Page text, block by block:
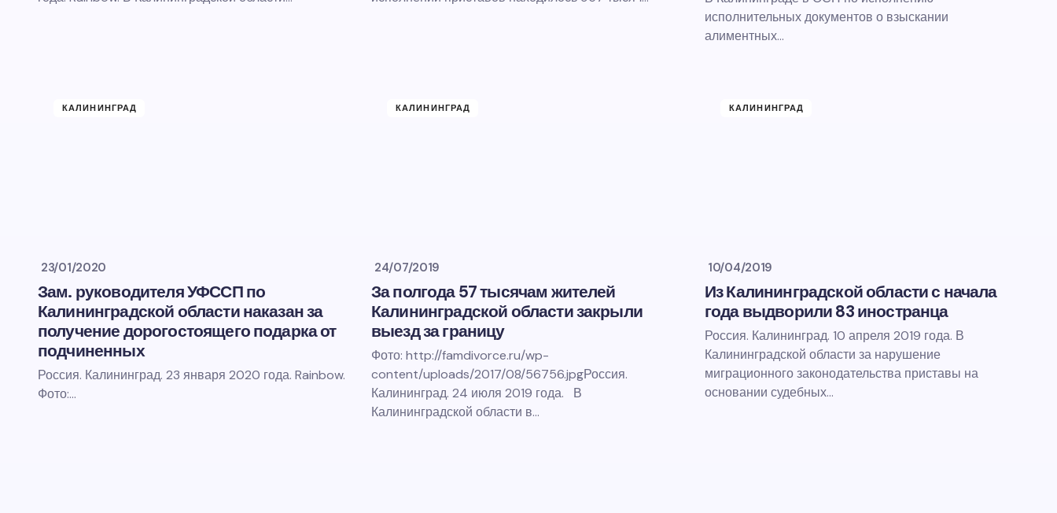
исполнительных документов о взыскании
алиментных…
КАЛИНИНГРАД
23/01/2020
Зам. руководителя УФССП по
Калининградской области наказан за
получение дорогостоящего подарка от
подчиненных
Россия. Калининград. 23 января 2020 года. Rainbow.
Фото:…
КАЛИНИНГРАД
24/07/2019
За полгода 57 тысячам жителей
Калининградской области закрыли
выезд за границу
Фото: http://famdivorce.ru/wp-
content/uploads/2017/08/56756.jpgРоссия.
Калининград. 24 июля 2019 года. В
Калининградской области в…
КАЛИНИНГРАД
10/04/2019
Из Калининградской области с начала
года выдворили 83 иностранца
Россия. Калининград. 10 апреля 2019 года. В
Калининградской области за нарушение
миграционного законодательства приставы на
основании судебных…